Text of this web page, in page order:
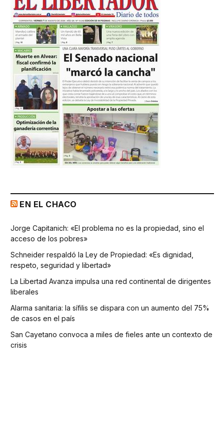
EN EL CHACO
Jorge Capitanich: «El problema no es la propiedad, sino el
acceso de los pobres»
Schneider respaldó la Ley de Propiedad: «Es dignidad,
respeto, seguridad y libertad»
La Libertad Avanza impulsa una red continental de dirigentes
liberales
Alarma sanitaria: la sífilis se dispara con un aumento del 75%
de casos en el país
San Cayetano convoca a miles de fieles ante un contexto de
crisis